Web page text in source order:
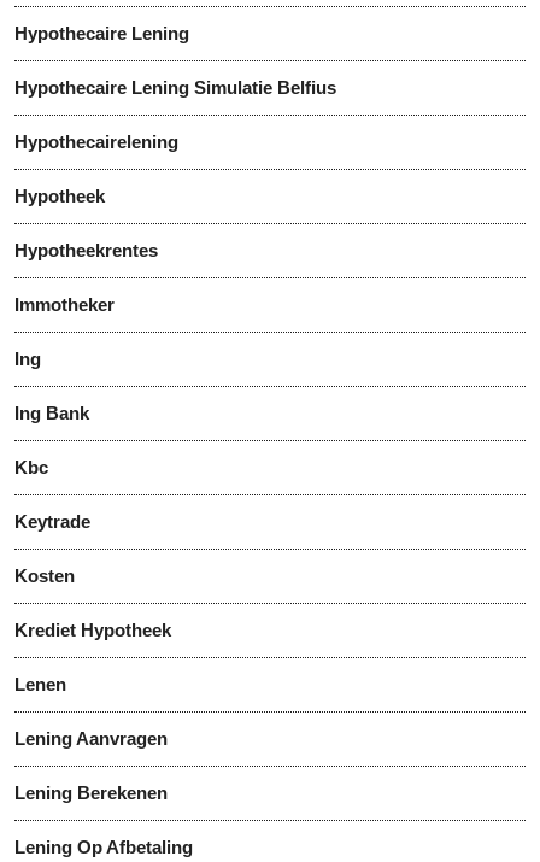
Hypothecaire Lening
Hypothecaire Lening Simulatie Belfius
Hypothecairelening
Hypotheek
Hypotheekrentes
Immotheker
Ing
Ing Bank
Kbc
Keytrade
Kosten
Krediet Hypotheek
Lenen
Lening Aanvragen
Lening Berekenen
Lening Op Afbetaling